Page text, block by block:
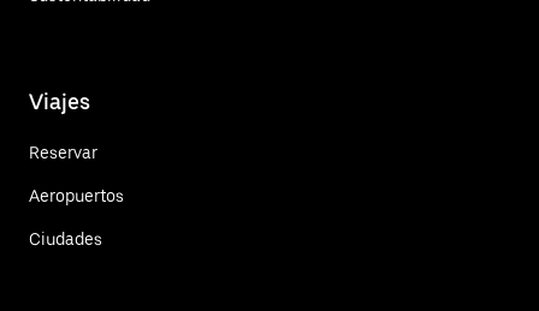
Viajes
Reservar
Aeropuertos
Ciudades